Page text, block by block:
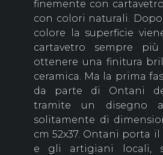
finemente con
con colori naturali.
colore la superficie
cartavetro sempre
ottenere una finitura
ceramica. Ma la prima
da parte di Ontani
tramite un disegno
solitamente di
cm 52x37. Ontani porta
e gli artigiani locali,